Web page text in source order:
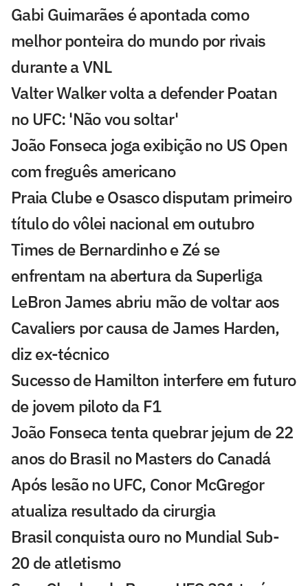
Gabi Guimarães é apontada como
melhor ponteira do mundo por rivais
durante a VNL
Valter Walker volta a defender Poatan
no UFC: 'Não vou soltar'
João Fonseca joga exibição no US Open
com freguês americano
Praia Clube e Osasco disputam primeiro
título do vôlei nacional em outubro
Times de Bernardinho e Zé se
enfrentam na abertura da Superliga
LeBron James abriu mão de voltar aos
Cavaliers por causa de James Harden,
diz ex-técnico
Sucesso de Hamilton interfere em futuro
de jovem piloto da F1
João Fonseca tenta quebrar jejum de 22
anos do Brasil no Masters do Canadá
Após lesão no UFC, Conor McGregor
atualiza resultado da cirurgia
Brasil conquista ouro no Mundial Sub-
20 de atletismo